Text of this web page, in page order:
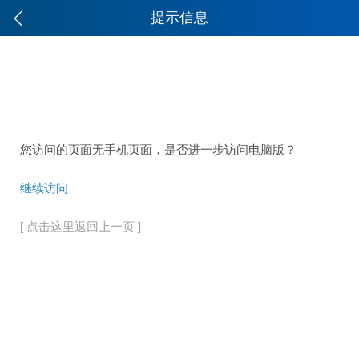
提示信息
您访问的页面无手机页面，是否进一步访问电脑版？
继续访问
[ 点击这里返回上一页 ]